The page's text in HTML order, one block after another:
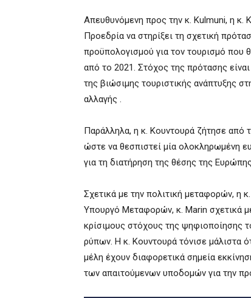
Απευθυνόμενη προς την κ. Kulmuni, η κ.
Προεδρία να στηρίξει τη σχετική
προϋπολογισμού για τον τουρισμό που
από το 2021. Στόχος της πρότασης
της βιώσιμης τουριστικής ανάπτυξης
αλλαγής .
Παράλληλα, η κ. Κουντουρά ζήτησε από
ώστε να θεσπιστεί μία ολοκληρωμένη
για τη διατήρηση της θέσης της
Σχετικά με την πολιτική μεταφορών, η
Υπουργό Μεταφορών, κ. Marin σχετικά
κρίσιμους στόχους της
ρύπων. Η κ. Κουντουρά τόνισε μάλιστα
μέλη έχουν διαφορετικά σημεία
των απαιτούμενων υποδομών για την